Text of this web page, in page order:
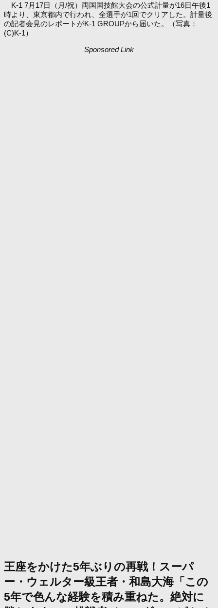
K-1 7月17日（月/祝）両国国技館大会の公式計量が16日午後1
時より、東京都内で行われ、全選手が1回でクリアした。計量後
の記者会見のレポートがK-1 GROUPから届いた。（写真：
(C)K-1）
Sponsored Link
王座をかけた5年ぶりの再戦！スーパ
ー・ウェルター級王者・和島大海「この
5年で色んな経験を積み重ねた。絶対に